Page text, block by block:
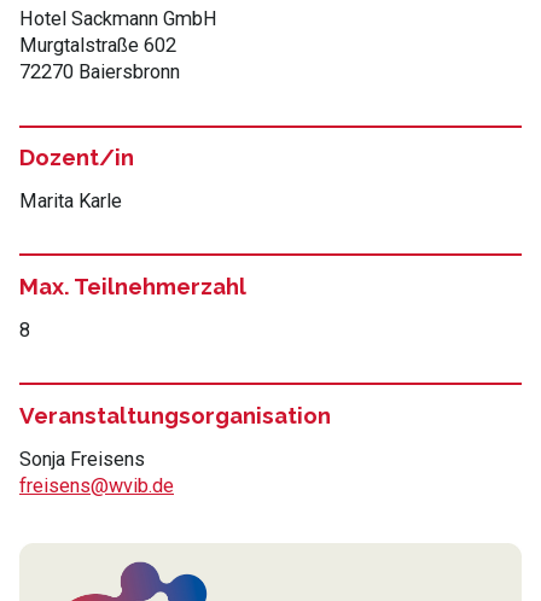
Hotel Sackmann GmbH
Murgtalstraße 602
72270 Baiersbronn
Dozent/in
Marita Karle
Max. Teilnehmerzahl
8
Veranstaltungsorganisation
Sonja Freisens
freisens@wvib.de